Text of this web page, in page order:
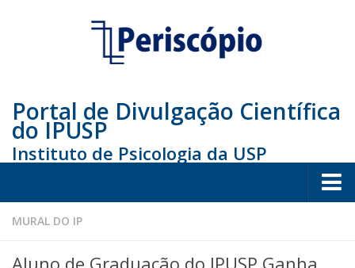
Portal de Divulgação Científica
do IPUSP
Instituto de Psicologia da USP
Home
MURAL DO IP
Aluno de Graduação do IPUSP Ganha